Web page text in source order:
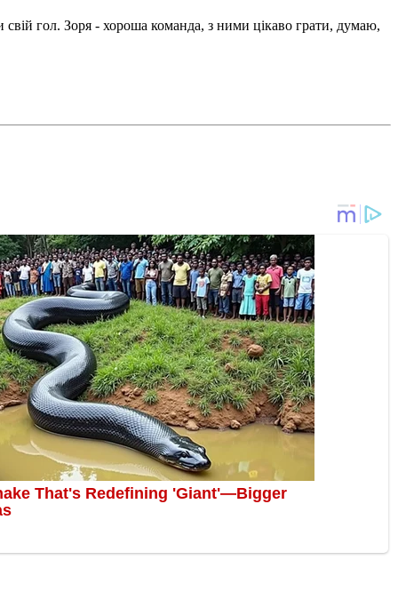
гол. Зоря - хороша команда, з ними цікаво грати, думаю,